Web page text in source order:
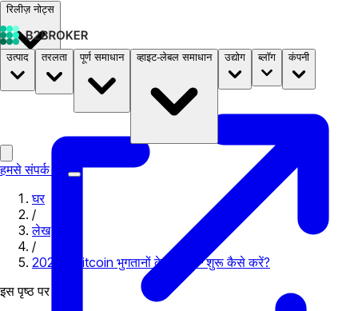
रिलीज़ नोट्स
दस्तावेज़ मूल्य निर्धारणB2STORE
उत्पाद तरलता पूर्ण समाधान व्हाइट-लेबल समाधान उद्योग ब्लॉग कंपनी
हमसे संपर्क करें
घर
/
लेख
/
2024 में Bitcoin भुगतानों के फ़ायदे – शुरू कैसे करें?
इस पृष्ठ पर